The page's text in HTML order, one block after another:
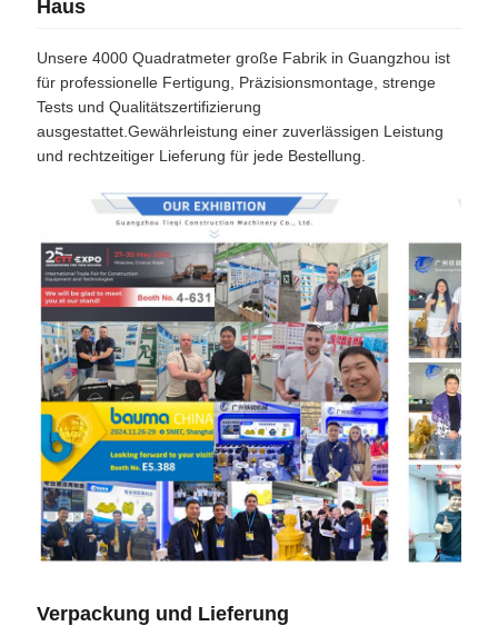
Haus
Unsere 4000 Quadratmeter große Fabrik in Guangzhou ist
für professionelle Fertigung, Präzisionsmontage, strenge
Tests und Qualitätszertifizierung
ausgestattet.Gewährleistung einer zuverlässigen Leistung
und rechtzeitiger Lieferung für jede Bestellung.
Verpackung und Lieferung